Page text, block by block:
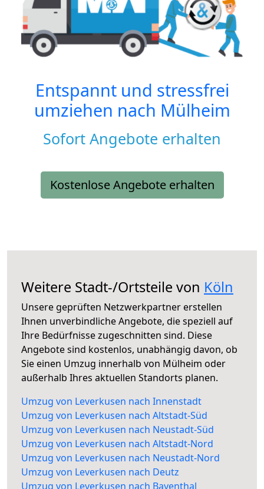
Entspannt und stressfrei
umziehen nach Mülheim
Sofort Angebote erhalten
Kostenlose Angebote erhalten
Weitere Stadt-/Ortsteile von Köln
Unsere geprüften Netzwerkpartner erstellen
Ihnen unverbindliche Angebote, die speziell auf
Ihre Bedürfnisse zugeschnitten sind. Diese
Angebote sind kostenlos, unabhängig davon, ob
Sie einen Umzug innerhalb von Mülheim oder
außerhalb Ihres aktuellen Standorts planen.
Umzug von Leverkusen nach Innenstadt
Umzug von Leverkusen nach Altstadt-Süd
Umzug von Leverkusen nach Neustadt-Süd
Umzug von Leverkusen nach Altstadt-Nord
Umzug von Leverkusen nach Neustadt-Nord
Umzug von Leverkusen nach Deutz
Umzug von Leverkusen nach Bayenthal